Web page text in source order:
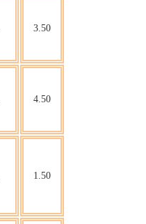
3.50
4.50
1.50